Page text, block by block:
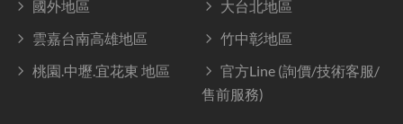
國外地區
大台北地區
雲嘉台南高雄地區
竹中彰地區
桃園.中壢.宜花東 地區
官方Line (詢價/技術客服/
售前服務)